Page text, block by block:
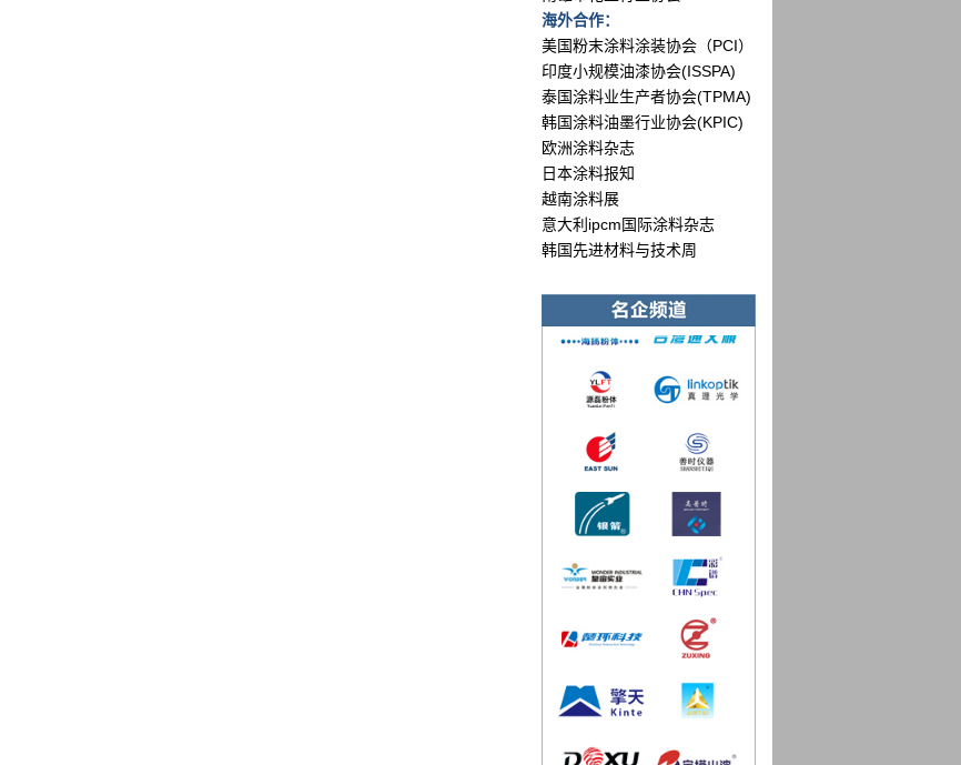
海外合作：
美国粉末涂料涂装协会（PCI）
印度小规模油漆协会(ISSPA)
泰国涂料业生产者协会(TPMA)
韩国涂料油墨行业协会(KPIC)
欧洲涂料杂志
日本涂料报知
越南涂料展
意大利ipcm国际涂料杂志
韩国先进材料与技术周